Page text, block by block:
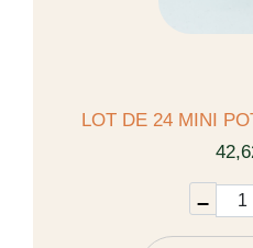
LOT DE 24 MINI
–